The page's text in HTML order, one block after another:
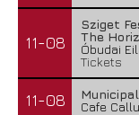
11-08
Sziget
The
Óbudai
Tickets
11-08
Cafe